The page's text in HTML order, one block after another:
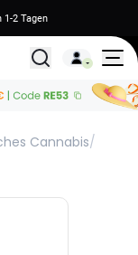
1-2 Tagen
Alle
Cannabis/